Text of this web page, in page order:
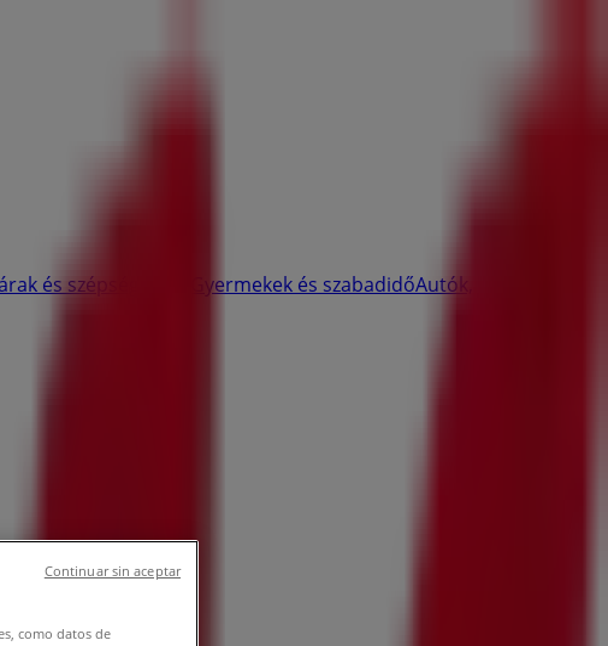
és szépség Gyermekek és szabadidőAutók,
como datos de
Continuar sin aceptar